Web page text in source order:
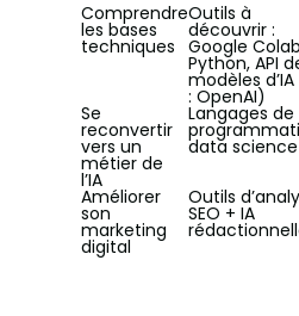
Comprendre
les bases
techniques
Outils à
découvrir :
Google
Python, API
modèles
: OpenAI)
Se
reconvertir
vers un
métier de
l’IA
Langages de
data science
Améliorer
son
marketing
digital
Outils
SEO + IA